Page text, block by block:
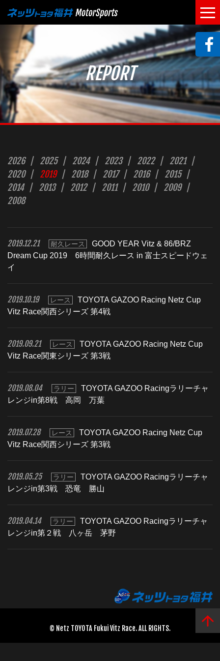
REPORT
2026 2025 2024 2023 2022
2021
2020
2019 2018 2017 2016
2015
2014
2013 2012 2011 2010
2009
2008
2019.12.21 耐久レース
GOOD YEAR Vitz & 86/BRZ
Dream Cup 2019 6時間耐久レース in 富士スピードウェ
イ
2019.10.19 レース
TOYOTA GAZOO Racing Netz Cup
Vitz Race関西シリーズ 第4戦
2019.09.21 レース
TOYOTA GAZOO Racing Netz Cup
Vitz Race関東シリーズ 第3戦
2019.08.04 ラリー
TOYOTA GAZOO Racingラリーチャ
レンジin第8戦 高岡 万葉
2019.07.28 レース
TOYOTA GAZOO Racing Netz Cup
Vitz Race関西シリーズ 第3戦
2019.05.25 ラリー
TOYOTA GAZOO Racingラリーチャ
レンジin第3戦 恐竜 勝山
2019.04.14 ラリー
TOYOTA GAZOO Racingラリーチャ
レンジin第２戦 八ヶ岳 茅野
© Netz TOYOTA Fukui Vitz Race. ALL RIGHTS.